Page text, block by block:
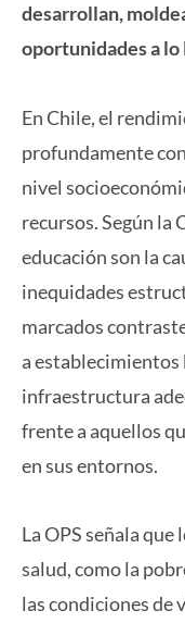
desarrollan,
oportunidades a lo
En Chile, el
profundamente
nivel
recursos. Según la
educación son la
inequidades
marcados
a establecimientos
infraestructura
frente a aquellos
en sus entornos.
La OPS señala
salud, como la
las condiciones de